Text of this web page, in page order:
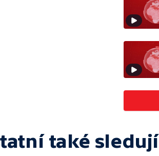
také sledují